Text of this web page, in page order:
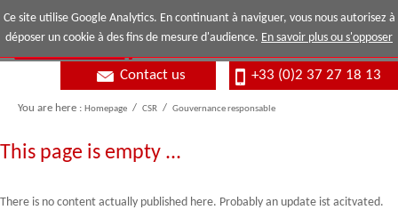
Ce site utilise Google Analytics. En continuant à naviguer, vous nous autorisez à
déposer un cookie à des fins de mesure d'audience. En savoir plus ou s'opposer
+33 (0)2 37 27 18 13
Contact us
You are here : Homepage / CSR / Gouvernance responsable
This page is empty ...
There is no content actually published here. Probably an update ist acitvated.